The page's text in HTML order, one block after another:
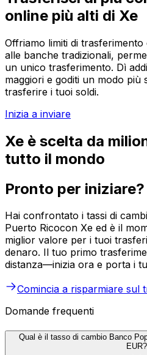
online più alti di Xe
Offriamo limiti di
alle banche tradizionali,
un unico trasferimento. Dì
maggiori e goditi un modo più
trasferire i tuoi soldi.
Inizia a inviare
Xe è scelta da
tutto il mondo
Pronto per iniziare?
Hai confrontato i tassi di
Puerto Ricocon Xe ed è il
miglior valore per i tuoi
denaro. Il tuo primo
distanza—inizia ora e porta i
Comincia a risparmiare sul
Domande frequenti
Qual è il tasso di cambio Banco
EUR?